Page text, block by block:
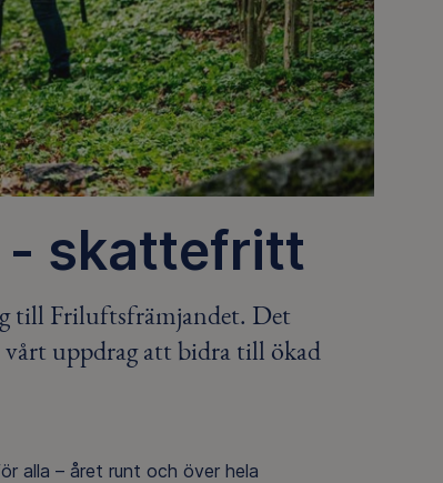
- skattefritt
till Friluftsfrämjandet. Det
vårt uppdrag att bidra till ökad
alla – året runt och över hela